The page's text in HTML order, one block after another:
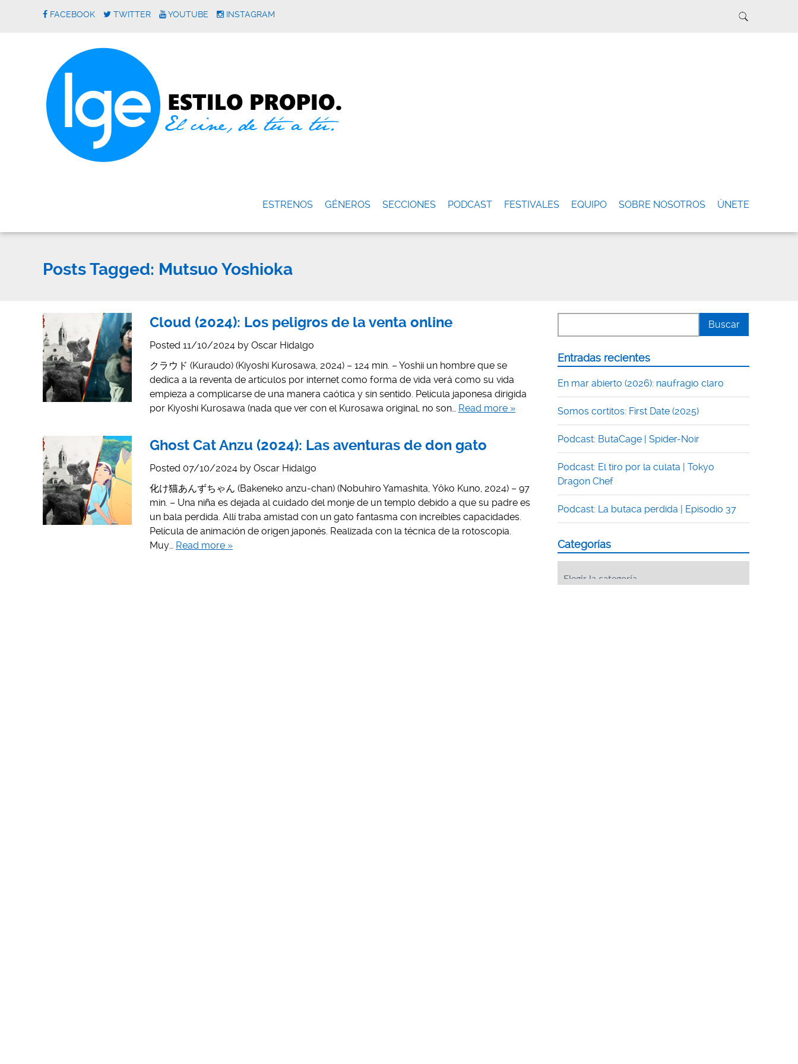
FACEBOOK TWITTER YOUTUBE INSTAGRAM
ESTRENOS GÉNEROS SECCIONES PODCAST FESTIVALES EQUIPO SOBRE NOSOTROS ÚNETE
Posts Tagged: Mutsuo Yoshioka
Cloud (2024): Los peligros de la venta online
Posted 11/10/2024 by Oscar Hidalgo
クラウド (Kuraudo) (Kiyoshi Kurosawa, 2024) – 124 min. – Yoshii un hombre que se
dedica a la reventa de artículos por internet como forma de vida verá como su vida
empieza a complicarse de una manera caótica y sin sentido. Película japonesa dirigida
por Kiyoshi Kurosawa (nada que ver con el Kurosawa original, no son… Read more »
Ghost Cat Anzu (2024): Las aventuras de don gato
Posted 07/10/2024 by Oscar Hidalgo
化け猫あんずちゃん (Bakeneko anzu-chan) (Nobuhiro Yamashita, Yôko Kuno, 2024) – 97
min. – Una niña es dejada al cuidado del monje de un templo debido a que su padre es
un bala perdida. Allí traba amistad con un gato fantasma con increíbles capacidades.
Película de animación de origen japonés. Realizada con la técnica de la rotoscopia.
Muy… Read more »
Entradas recientes
En mar abierto (2026): naufragio claro
Somos cortitos: First Date (2025)
Podcast: ButaCage | Spider-Noir
Podcast: El tiro por la culata | Tokyo
Dragon Chef
Podcast: La butaca perdida | Episodio 37
Categorías